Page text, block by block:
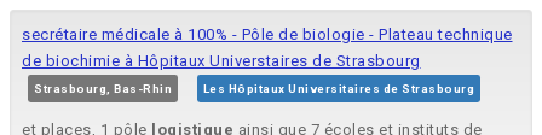
secrétaire médicale à 100% - Pôle de biologie - Plateau technique
de biochimie à Hôpitaux Universtaires de Strasbourg
Strasbourg, Bas-Rhin Les Hôpitaux Universitaires de Strasbourg
et places, 1 pôle logistique ainsi que 7 écoles et instituts de